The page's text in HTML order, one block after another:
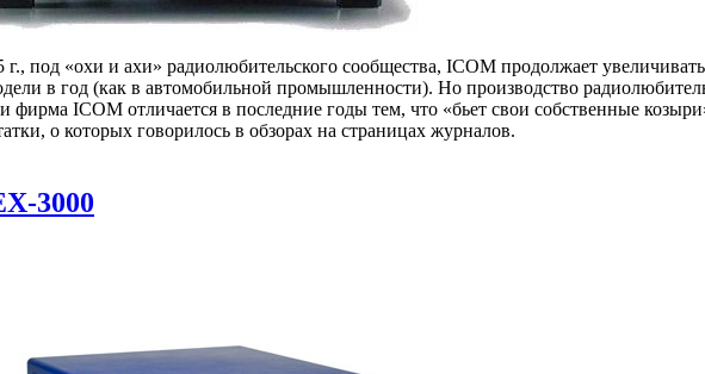
под «охи и ахи» радиолюбительского сообщества, ICOM продолжает увеличивать
в год (как в автомобильной промышленности). Но производство
фирма ICOM отличается в последние годы тем, что «бьет свои собственные
о которых говорилось в обзорах на страницах журналов.
3000